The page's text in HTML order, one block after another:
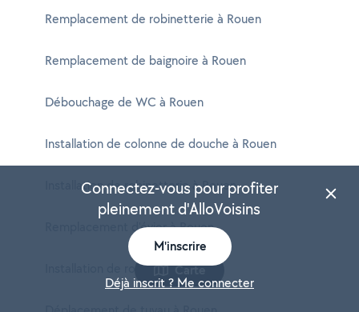
Remplacement de robinetterie à Rouen
Remplacement de baignoire à Rouen
Débouchage de WC à Rouen
Installation de colonne de douche à Rouen
Installation de robinetterie à Rouen
Remplacement d'évier à Rouen
Installation de robinet à Rouen
Carte
Connectez-vous pour profiter
pleinement d'AlloVoisins
M'inscrire
Déjà inscrit ? Me connecter